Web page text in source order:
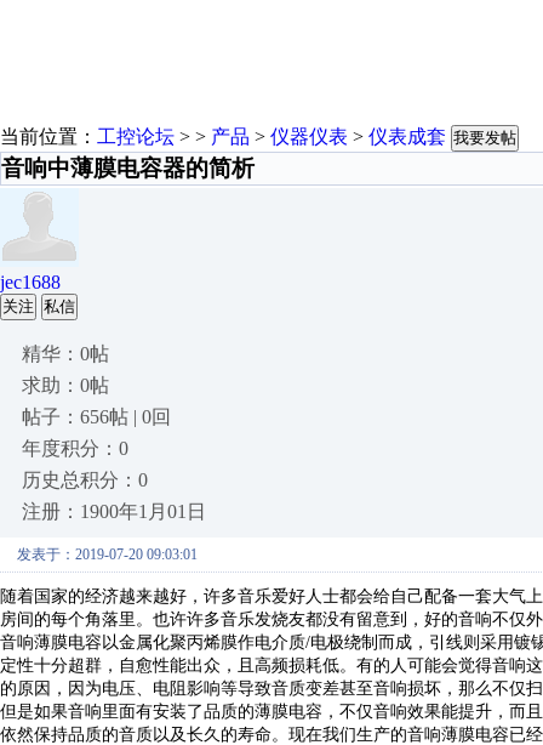
当前位置： 工控论坛 > > 产品 > 仪器仪表 > 仪表成套 我要发帖
音响中薄膜电容器的简析
jec1688
关注 私信
精华：0帖
求助：0帖
帖子：656帖 | 0回
年度积分：0
历史总积分：0
注册：1900年1月01日
发表于：2019-07-20 09:03:01
随着国家的经济越来越好，许多音乐爱好人士都会给自己配备一套大气
房间的每个角落里。也许许多音乐发烧友都没有留意到，好的音响不仅
音响薄膜电容以金属化聚丙烯膜作电介质/电极绕制而成，引线则采用镀
定性十分超群，自愈性能出众，且高频损耗低。有的人可能会觉得音响
的原因，因为电压、电阻影响等导致音质变差甚至音响损坏，那么不仅
但是如果音响里面有安装了品质的薄膜电容，不仅音响效果能提升，而
依然保持品质的音质以及长久的寿命。现在我们生产的音响薄膜电容已